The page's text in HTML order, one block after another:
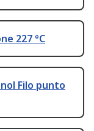
227 °C
Filo punto